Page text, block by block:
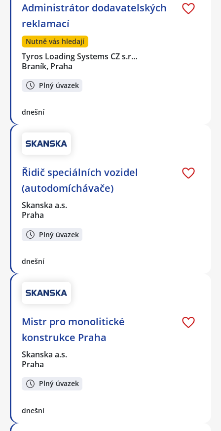
Administrátor dodavatelských
reklamací
Nutně vás hledají
Tyros Loading Systems CZ s.r…
Braník, Praha
Plný úvazek
dnešní
Řidič speciálních vozidel
(autodomíchávače)
Skanska a.s.
Praha
Plný úvazek
dnešní
Mistr pro monolitické
konstrukce Praha
Skanska a.s.
Praha
Plný úvazek
dnešní